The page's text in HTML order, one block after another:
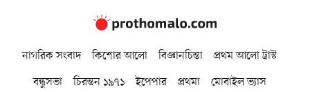
নাগরিক সংবাদ কিশোর আলো বিজ্ঞানচিন্তা
প্রথম আলো ট্রাস্ট
বন্ধুসভা
চিরন্তন ১৯৭১ ইপেপার প্রথমা মোবাইল ভ্যাস